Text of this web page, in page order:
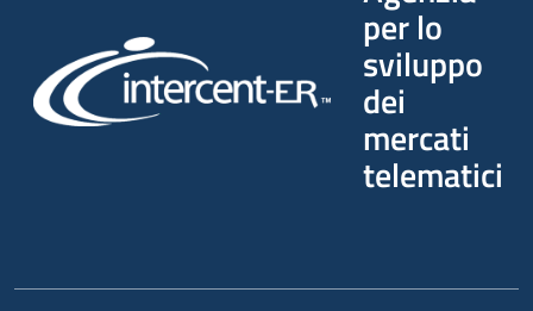
per lo
sviluppo
dei
mercati
telematici